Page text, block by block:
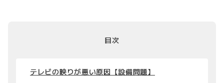
目次
テレビの映りが悪い原因【設備問題】